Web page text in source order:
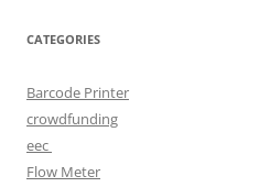
CATEGORIES
Barcode Printer
crowdfunding
eec
Flow Meter